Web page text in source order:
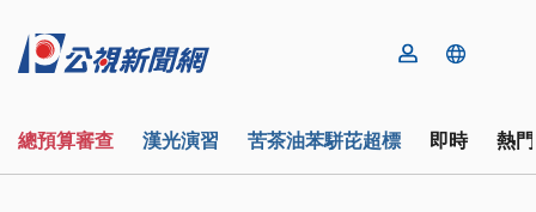
總預算審查 漢光演習 苦茶油苯駢芘超標 即時 熱